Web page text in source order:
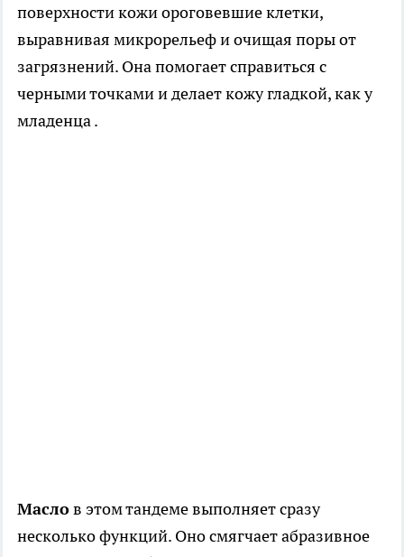
поверхности кожи ороговевшие клетки,
выравнивая микрорельеф и очищая поры от
загрязнений. Она помогает справиться с
черными точками и делает кожу гладкой, как у
младенца .
Маслов этом тандеме выполняет сразу
несколько функций. Оно смягчает абразивное